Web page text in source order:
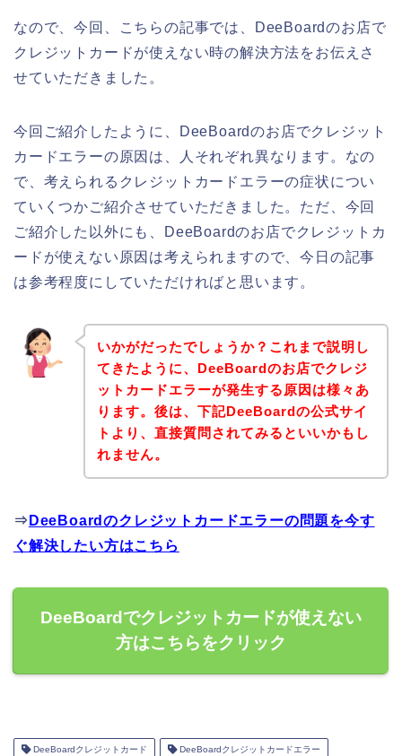
なので、今回、こちらの記事では、DeeBoardのお店で
クレジットカードが使えない時の解決方法をお伝えさ
せていただきました。
今回ご紹介したように、DeeBoardのお店でクレジット
カードエラーの原因は、人それぞれ異なります。なの
で、考えられるクレジットカードエラーの症状につい
ていくつかご紹介させていただきました。ただ、今回
ご紹介した以外にも、DeeBoardのお店でクレジットカ
ードが使えない原因は考えられますので、今日の記事
は参考程度にしていただければと思います。
いかがだったでしょうか？これまで説明し
てきたように、DeeBoardのお店でクレジ
ットカードエラーが発生する原因は様々あ
ります。後は、下記DeeBoardの公式サイ
トより、直接質問されてみるといいかもし
れません。
⇒ DeeBoardのクレジットカードエラーの問題を今す
ぐ解決したい方はこちら
DeeBoardでクレジットカードが使えない
方はこちらをクリック
DeeBoardクレジットカード DeeBoardクレジットカードエラー